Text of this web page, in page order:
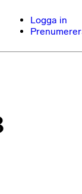
Logga in